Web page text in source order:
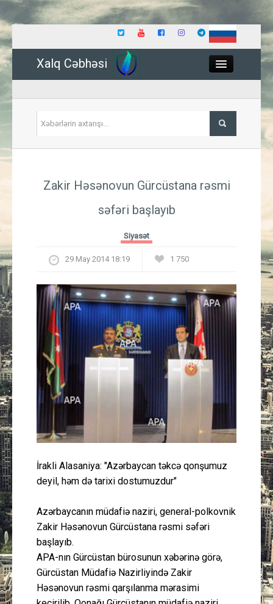
Xalq Cəbhəsi
İqtisadiyyat
Güney Azərbaycan
Mədəniyyət
Müsahibə
İdman
Gündəm
Peşə etikası
Zakir Həsənovun Gürcüstana rəsmi
səfəri başlayıb
Siyasət
29 May 2014 18:19 1 750
İrakli Alasaniya: "Azərbaycan təkcə qonşumuz
deyil, həm də tarixi dostumuzdur"
Azərbaycanın müdafiə naziri, general-polkovnik
Zakir Həsənovun Gürcüstana rəsmi səfəri
başlayıb.
APA-nın Gürcüstan bürosunun xəbərinə görə,
Gürcüstan Müdafiə Nazirliyində Zakir
Həsənovun rəsmi qarşılanma mərasimi